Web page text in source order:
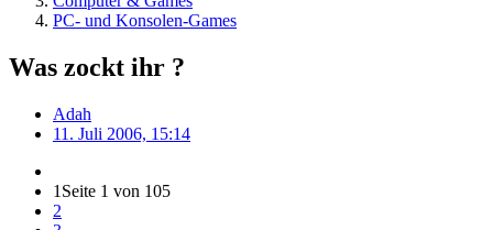
PC- und Konsolen-Games
Was zockt ihr ?
Adah
11. Juli 2006, 15:14
1 Seite 1 von 105
2